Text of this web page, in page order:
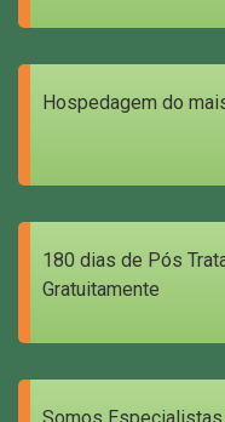
Hospedagem do
180 dias de Pós
Gratuitamente
Somos